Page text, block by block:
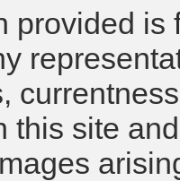
provided is
this site